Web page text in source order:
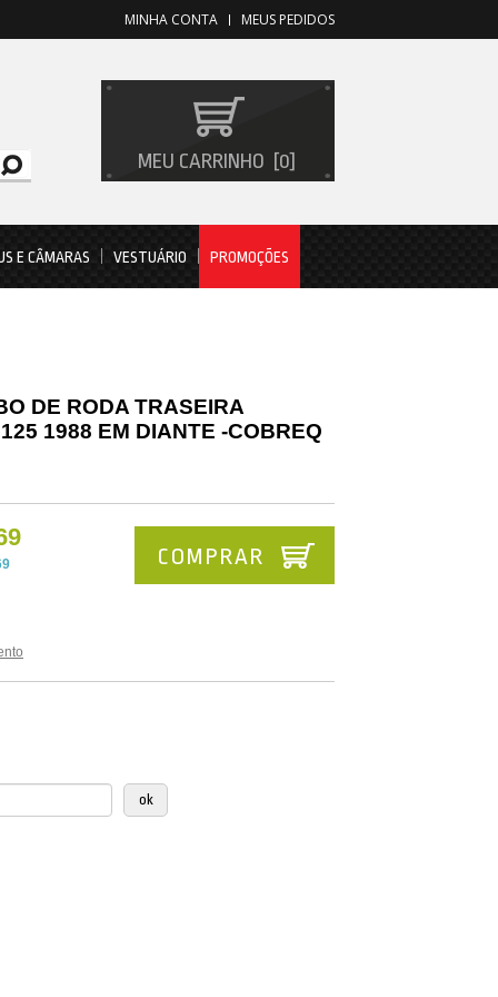
MEUS PEDIDOS
MINHA CONTA
MEU CARRINHO 0
E CÂMARAS VESTUÁRIO PROMOÇÕES
DE RODA TRASEIRA
1988 EM DIANTE -COBREQ
COMPRAR